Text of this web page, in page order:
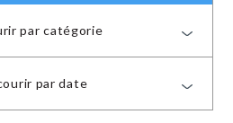
par catégorie
par date